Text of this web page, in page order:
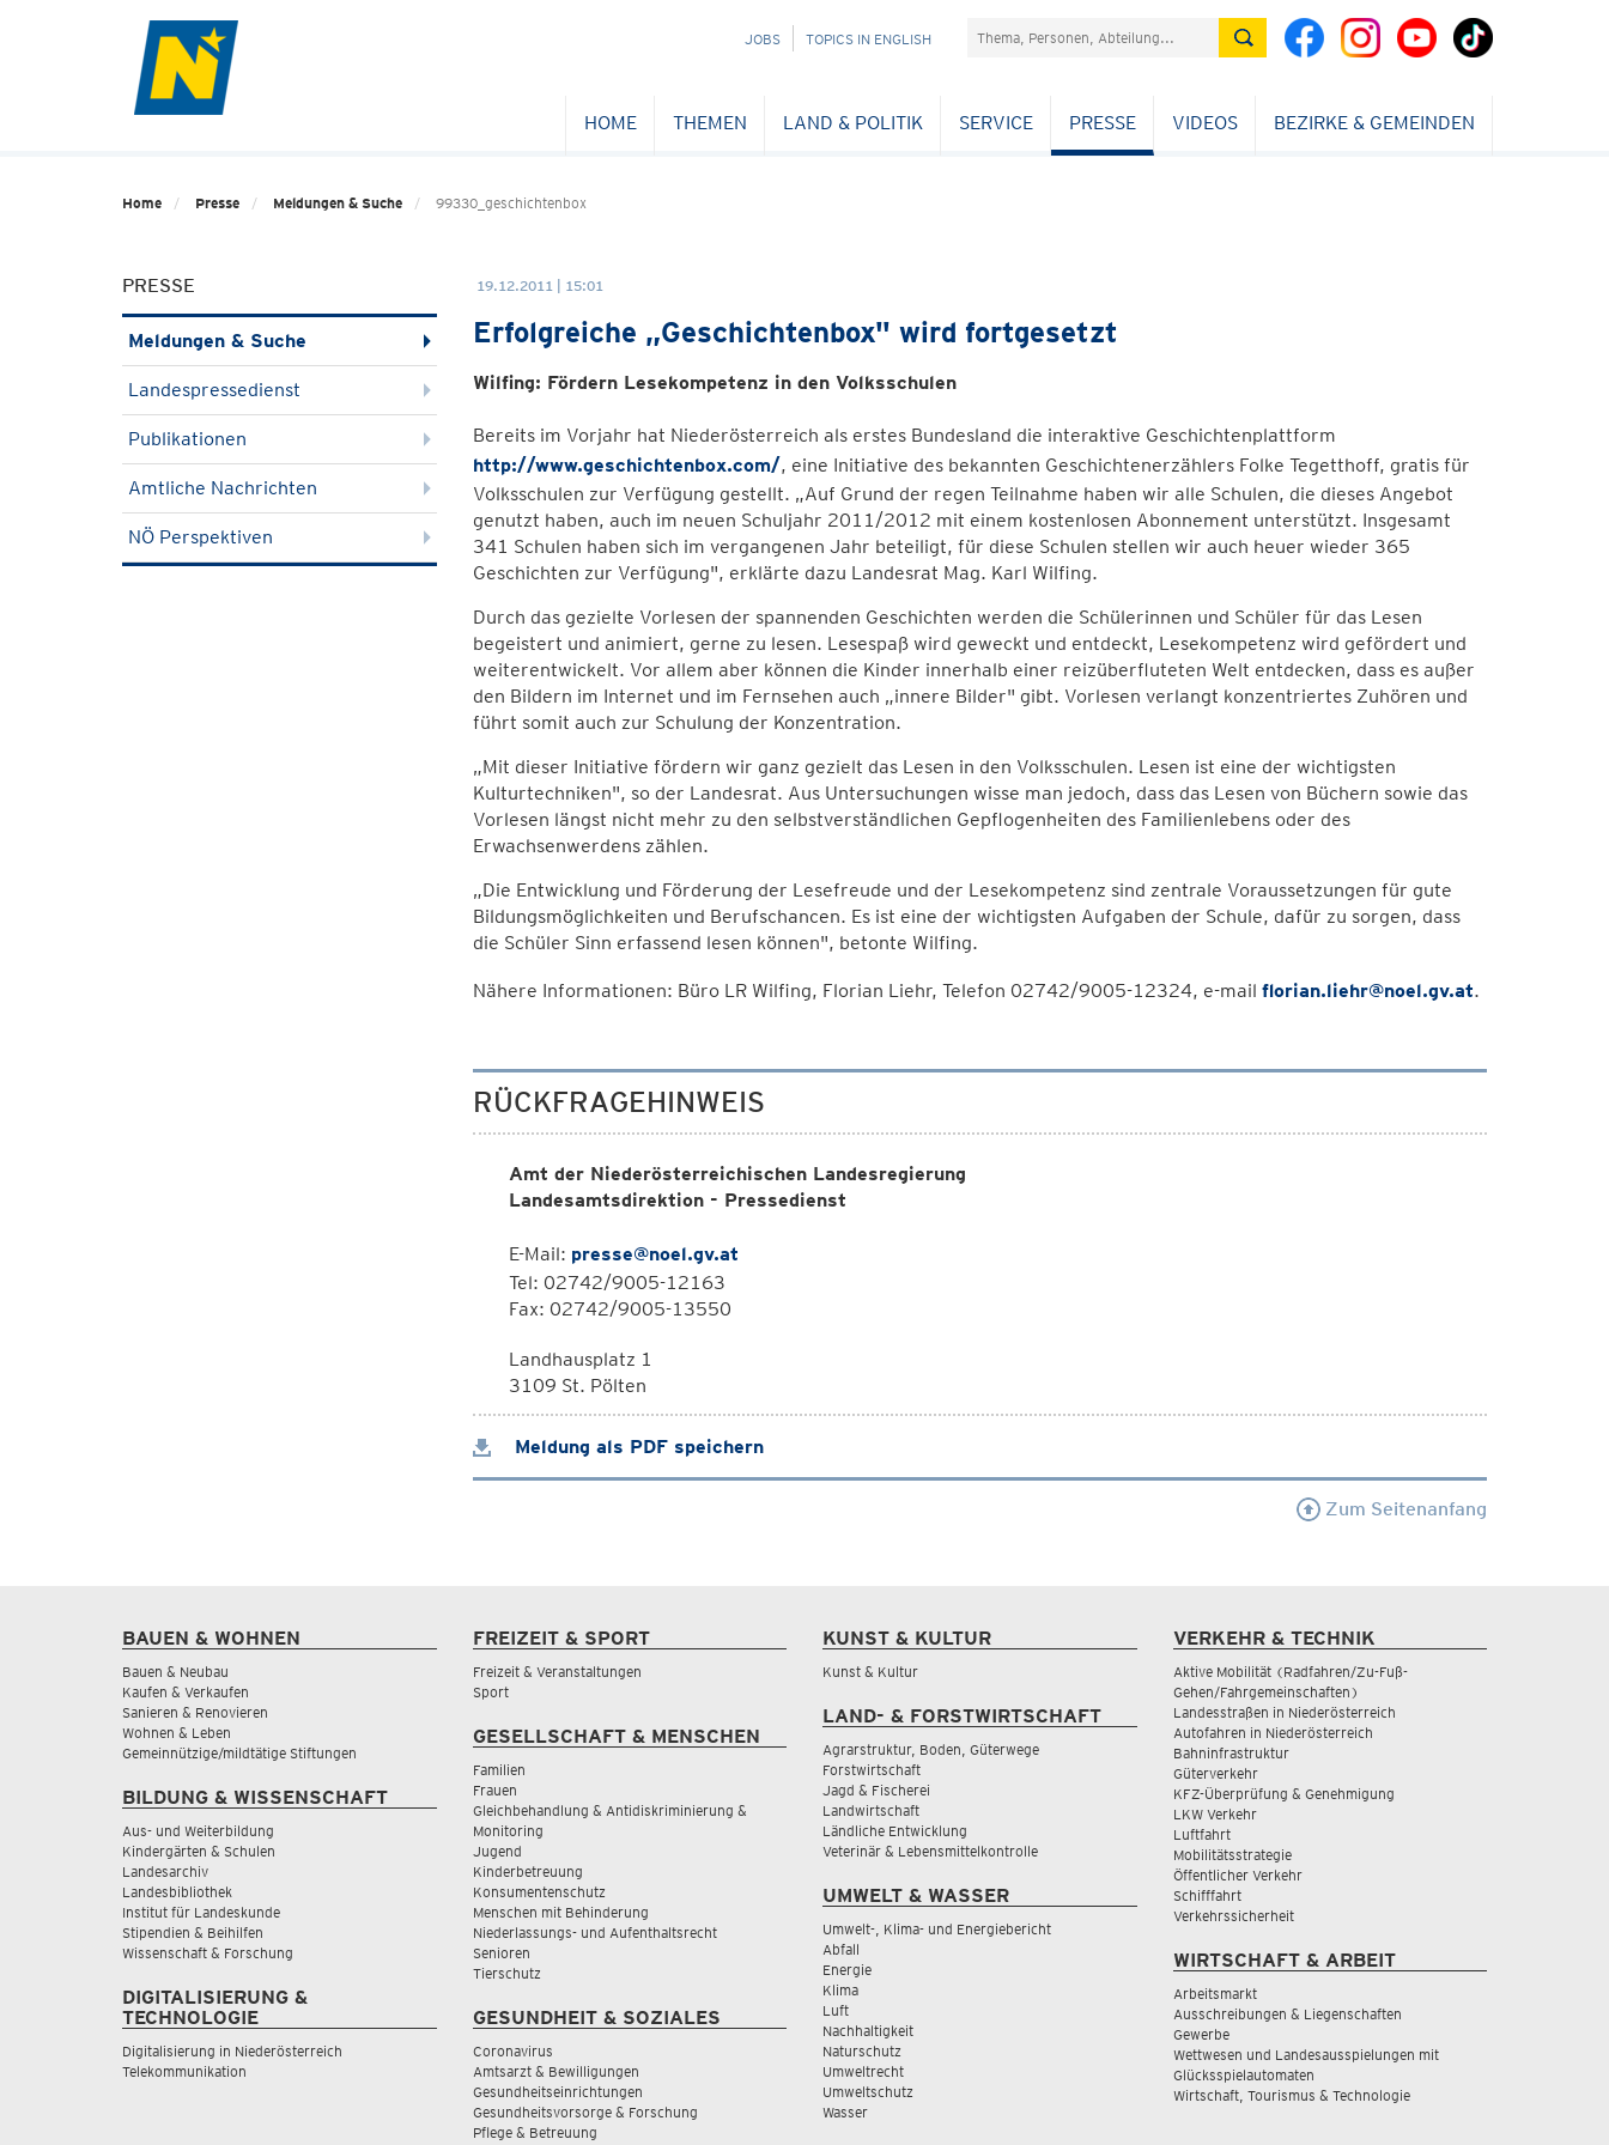
NAVIGATION
JOBS TOPICS IN ENGLISH Suchefeld
HOME THEMEN LAND & POLITIK SERVICE PRESSE VIDEOS BEZIRKE & GEMEINDEN
Home Presse Meldungen & Suche 99330_geschichtenbox
PRESSE
Meldungen & Suche
Landespressedienst
Publikationen
Amtliche Nachrichten
NÖ Perspektiven
19.12.2011 | 15:01
Erfolgreiche „Geschichtenbox" wird fortgesetzt
Wilfing: Fördern Lesekompetenz in den Volksschulen
Bereits im Vorjahr hat Niederösterreich als erstes Bundesland die interaktive Geschichtenplattform
http://www.geschichtenbox.com/, eine Initiative des bekannten Geschichtenerzählers Folke Tegetthoff, gratis für
Volksschulen zur Verfügung gestellt. „Auf Grund der regen Teilnahme haben wir alle Schulen, die dieses Angebot
genutzt haben, auch im neuen Schuljahr 2011/2012 mit einem kostenlosen Abonnement unterstützt. Insgesamt
341 Schulen haben sich im vergangenen Jahr beteiligt, für diese Schulen stellen wir auch heuer wieder 365
Geschichten zur Verfügung", erklärte dazu Landesrat Mag. Karl Wilfing.
Durch das gezielte Vorlesen der spannenden Geschichten werden die Schülerinnen und Schüler für das Lesen
begeistert und animiert, gerne zu lesen. Lesespaß wird geweckt und entdeckt, Lesekompetenz wird gefördert und
weiterentwickelt. Vor allem aber können die Kinder innerhalb einer reizüberfluteten Welt entdecken, dass es außer
den Bildern im Internet und im Fernsehen auch „innere Bilder" gibt. Vorlesen verlangt konzentriertes Zuhören und
führt somit auch zur Schulung der Konzentration.
„Mit dieser Initiative fördern wir ganz gezielt das Lesen in den Volksschulen. Lesen ist eine der wichtigsten
Kulturtechniken", so der Landesrat. Aus Untersuchungen wisse man jedoch, dass das Lesen von Büchern sowie das
Vorlesen längst nicht mehr zu den selbstverständlichen Gepflogenheiten des Familienlebens oder des
Erwachsenwerdens zählen.
„Die Entwicklung und Förderung der Lesefreude und der Lesekompetenz sind zentrale Voraussetzungen für gute
Bildungsmöglichkeiten und Berufschancen. Es ist eine der wichtigsten Aufgaben der Schule, dafür zu sorgen, dass
die Schüler Sinn erfassend lesen können", betonte Wilfing.
Nähere Informationen: Büro LR Wilfing, Florian Liehr, Telefon 02742/9005-12324, e-mail florian.liehr@noel.gv.at.
RÜCKFRAGEHINWEIS
Amt der Niederösterreichischen Landesregierung
Landesamtsdirektion - Pressedienst
E-Mail: presse@noel.gv.at
Tel: 02742/9005-12163
Fax: 02742/9005-13550
Landhausplatz 1
3109 St. Pölten
Meldung als PDF speichern
Zum Seitenanfang
BAUEN & WOHNEN
Bauen & Neubau
Kaufen & Verkaufen
Sanieren & Renovieren
Wohnen & Leben
Gemeinnützige/mildtätige Stiftungen
BILDUNG & WISSENSCHAFT
Aus- und Weiterbildung
Kindergärten & Schulen
Landesarchiv
Landesbibliothek
Institut für Landeskunde
Stipendien & Beihilfen
Wissenschaft & Forschung
DIGITALISIERUNG &
TECHNOLOGIE
Digitalisierung in Niederösterreich
Telekommunikation
FREIZEIT & SPORT
Freizeit & Veranstaltungen
Sport
GESELLSCHAFT & MENSCHEN
Familien
Frauen
Gleichbehandlung & Antidiskriminierung &
Monitoring
Jugend
Kinderbetreuung
Konsumentenschutz
Menschen mit Behinderung
Niederlassungs- und Aufenthaltsrecht
Senioren
Tierschutz
GESUNDHEIT & SOZIALES
Coronavirus
Amtsarzt & Bewilligungen
Gesundheitseinrichtungen
Gesundheitsvorsorge & Forschung
Pflege & Betreuung
KUNST & KULTUR
Kunst & Kultur
LAND- & FORSTWIRTSCHAFT
Agrarstruktur, Boden, Güterwege
Forstwirtschaft
Jagd & Fischerei
Landwirtschaft
Ländliche Entwicklung
Veterinär & Lebensmittelkontrolle
UMWELT & WASSER
Umwelt-, Klima- und Energiebericht
Abfall
Energie
Klima
Luft
Nachhaltigkeit
Naturschutz
Umweltrecht
Umweltschutz
Wasser
VERKEHR & TECHNIK
Aktive Mobilität (Radfahren/Zu-Fuß-
Gehen/Fahrgemeinschaften)
Landesstraßen in Niederösterreich
Autofahren in Niederösterreich
Bahninfrastruktur
Güterverkehr
KFZ-Überprüfung & Genehmigung
LKW Verkehr
Luftfahrt
Mobilitätsstrategie
Öffentlicher Verkehr
Schifffahrt
Verkehrssicherheit
WIRTSCHAFT & ARBEIT
Arbeitsmarkt
Ausschreibungen & Liegenschaften
Gewerbe
Wettwesen und Landesausspielungen mit
Glücksspielautomaten
Wirtschaft, Tourismus & Technologie